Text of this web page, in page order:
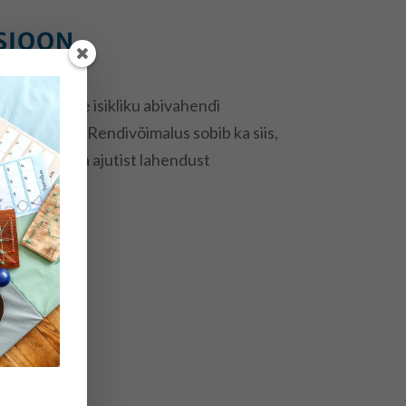
saaks enne isikliku abivahendi
toetab. Rendivõimalus sobib ka siis,
ning on vaja ajutist lahendust